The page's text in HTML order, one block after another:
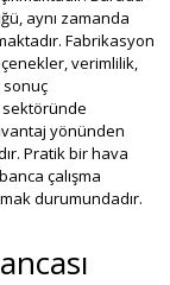
aynı zamanda
Fabrikasyon
verimlilik,
sektöründe
yönünden
Pratik bir hava
çalışma
durumundadır.